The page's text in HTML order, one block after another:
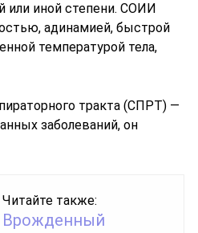
или иной степени. СОИИ
адинамией, быстрой
температурой тела,
тракта (СПРТ) —
заболеваний, он
Читайте также:
Врожденный